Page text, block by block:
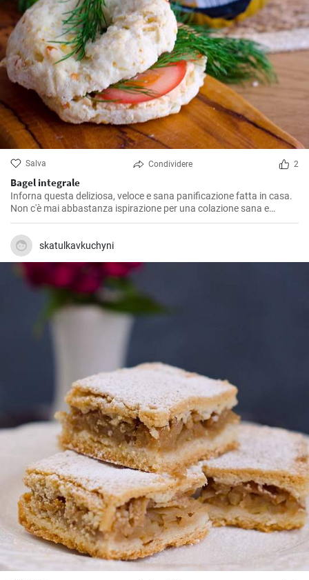
Salva Condividere 2
Bagel integrale
Inforna questa deliziosa, veloce e sana panificazione fatta in casa.
Non c'è mai abbastanza ispirazione per una colazione sana e
gustosa.
skatulkavkuchyni